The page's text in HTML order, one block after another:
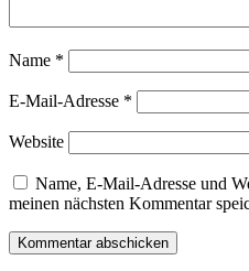
Name *
E-Mail-Adresse *
Website
Name, E-Mail-Adresse und
meinen nächsten Kommentar